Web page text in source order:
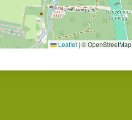
Leaflet | © OpenStreetMap